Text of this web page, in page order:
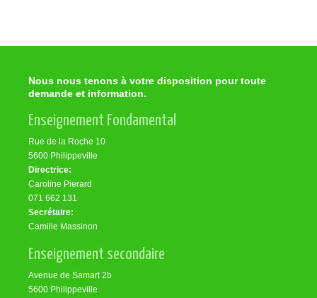
Nous nous tenons à votre disposition pour toute
demande et information.
Enseignement Fondamental
Rue de la Roche 10
5600 Philippeville
Directrice:
Caroline Pierard
071 662 131
Secrétaire:
Camille Massinon
Enseignement secondaire
Avenue de Samart 2b
5600 Philippeville